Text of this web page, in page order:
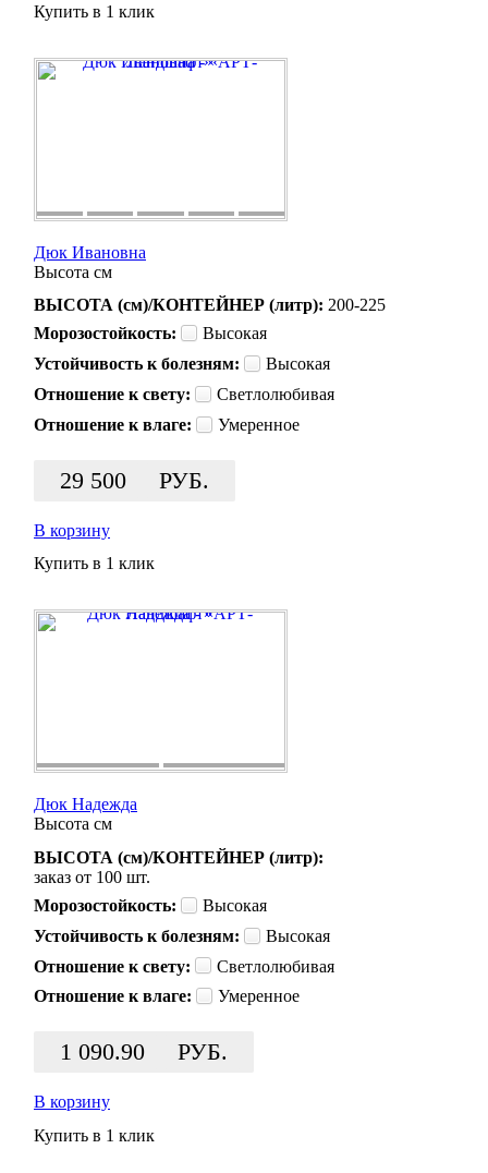
Купить в 1 клик
Дюк Ивановна
Высота см
ВЫСОТА (см)/КОНТЕЙНЕР (литр): 200-225
Морозостойкость:
Высокая
Устойчивость к болезням:
Высокая
Отношение к свету:
Светлолюбивая
Отношение к влаге:
Умеренное
29 500 РУБ.
В корзину
Купить в 1 клик
Дюк Надежда
Высота см
ВЫСОТА (см)/КОНТЕЙНЕР (литр):
заказ от 100 шт.
Морозостойкость:
Высокая
Устойчивость к болезням:
Высокая
Отношение к свету:
Светлолюбивая
Отношение к влаге:
Умеренное
1 090.90 РУБ.
В корзину
Купить в 1 клик